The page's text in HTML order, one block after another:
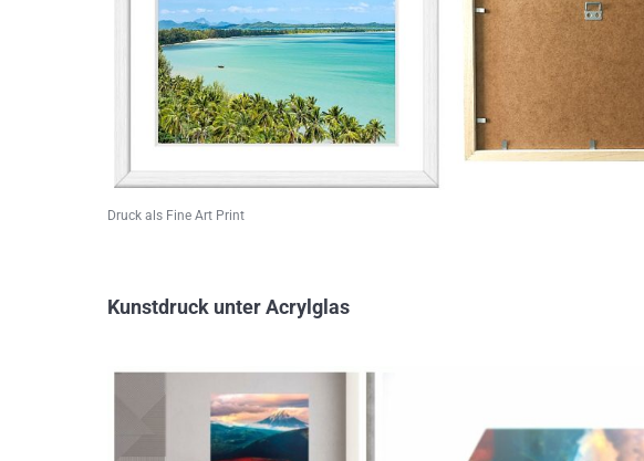
Druck als Fine Art Print
Kunstdruck unter Acrylglas